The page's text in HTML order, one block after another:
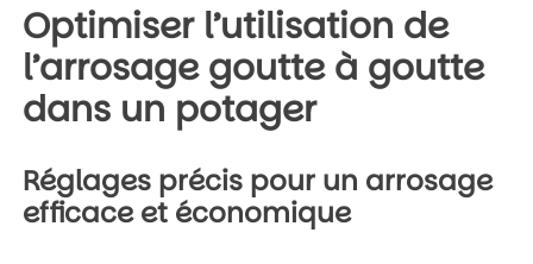
Optimiser l’utilisation de
l’arrosage goutte à goutte
dans un potager
Réglages précis pour un arrosage
efficace et économique